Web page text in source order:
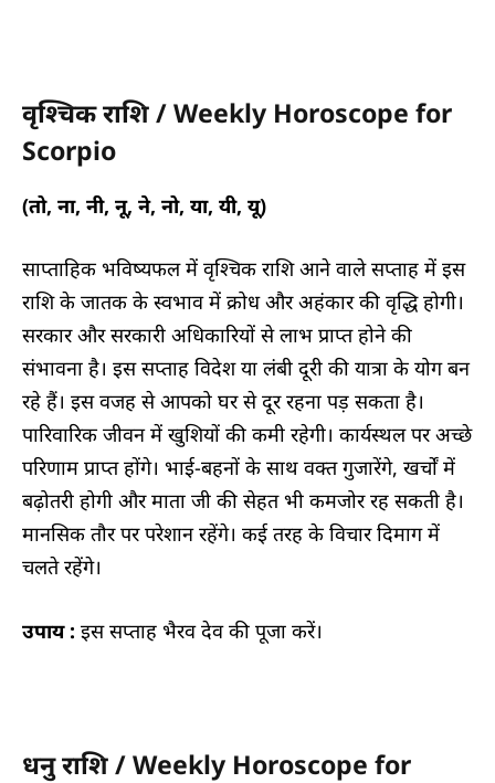
वृश्चिक राशि / Weekly Horoscope for
Scorpio
(तो, ना, नी, नू, ने, नो, या, यी, यू)
साप्ताहिक भविष्यफल में वृश्चिक राशि आने वाले सप्ताह में इस
राशि के जातक के स्वभाव में क्रोध और अहंकार की वृद्धि होगी।
सरकार और सरकारी अधिकारियों से लाभ प्राप्त होने की
संभावना है। इस सप्ताह विदेश या लंबी दूरी की यात्रा के योग बन
रहे हैं। इस वजह से आपको घर से दूर रहना पड़ सकता है।
पारिवारिक जीवन में खुशियों की कमी रहेगी। कार्यस्थल पर अच्छे
परिणाम प्राप्त होंगे। भाई-बहनों के साथ वक्त गुजारेंगे, खर्चों में
बढ़ोतरी होगी और माता जी की सेहत भी कमजोर रह सकती है।
मानसिक तौर पर परेशान रहेंगे। कई तरह के विचार दिमाग में
चलते रहेंगे।
उपाय : इस सप्ताह भैरव देव की पूजा करें।
धनु राशि / Weekly Horoscope for